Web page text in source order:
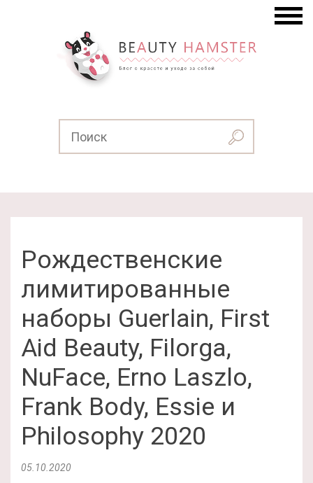
Рождественские
лимитированные
наборы Guerlain, First
Aid Beauty, Filorga,
NuFace, Erno Laszlo,
Frank Body, Essie и
Philosophy 2020
05.10.2020